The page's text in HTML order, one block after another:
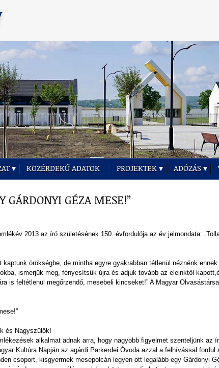
KÖZÉRDEKŰ ADATOK PROJEKTEK ADÓZÁS
GÁRDONYI GÉZA MESE!”
2013 az író születésének 150. évfordulója az év jelmondata:
örökségbe, de mintha egyre gyakrabban tétlenül néznénk ennek
ismerjük meg, fényesítsük újra és adjuk tovább az eleinktől
is feltétlenül megőrzendő, mesebeli kincseket!” A Magyar
és Nagyszülők!
alkalmat adnak arra, hogy nagyobb figyelmet szenteljünk az
Kultúra Napján az agárdi Parkerdei Óvoda azzal a felhívással fordul
csoport, kisgyermek mesepolcán legyen ott legalább egy Gárdonyi